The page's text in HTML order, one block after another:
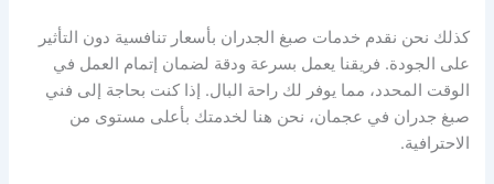
كذلك نحن نقدم خدمات صبغ الجدران بأسعار تنافسية دون التأثير
على الجودة. فريقنا يعمل بسرعة ودقة لضمان إتمام العمل في
الوقت المحدد، مما يوفر لك راحة البال. إذا كنت بحاجة إلى فني
صبغ جدران في عجمان، نحن هنا لخدمتك بأعلى مستوى من
الاحترافية.